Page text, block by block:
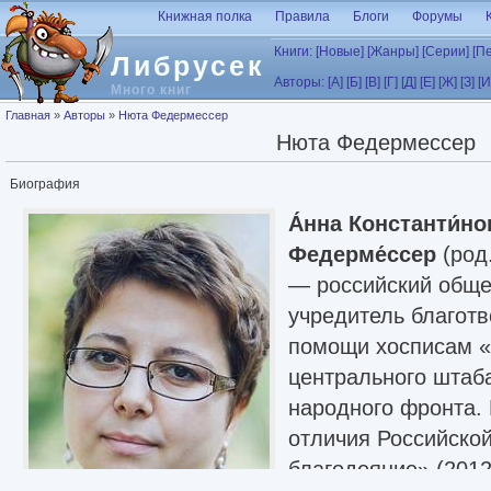
Перейти к основному содержанию
Либрусек
Много книг
Книжная полка Правила Блоги Форумы
Книги: [Новые] [Жанры] [Серии]
Авторы: [А] [Б] [В] [Г] [Д] [Е] [Ж] [З]
Вы здесь
Главная » Авторы » Нюта Федермессер
Нюта Федермессер
Биография
А́нна
Федерме́ссер
— российский
учредитель
помощи хосписам
центрального
народного
отличия
благодеяние»